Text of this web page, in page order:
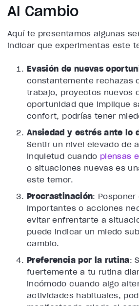
Al Cambio
Aquí te presentamos algunas
indicar que experimentas este
Evasión de nuevas
constantemente rechazas
trabajo, proyectos nuevos
oportunidad que implique
confort, podrías tener
Ansiedad y estrés ante lo
Sentir un nivel elevado de
inquietud cuando piensas
o situaciones nuevas es
este temor.
Procrastinación:
importantes o acciones
evitar enfrentarte a
puede indicar un miedo
cambio.
Preferencia por la rutina:
fuertemente a tu rutina
incómodo cuando algo
actividades habituales,